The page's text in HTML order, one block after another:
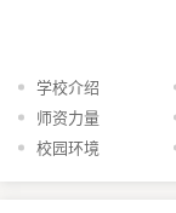
学校介绍
师资力量
校园环境